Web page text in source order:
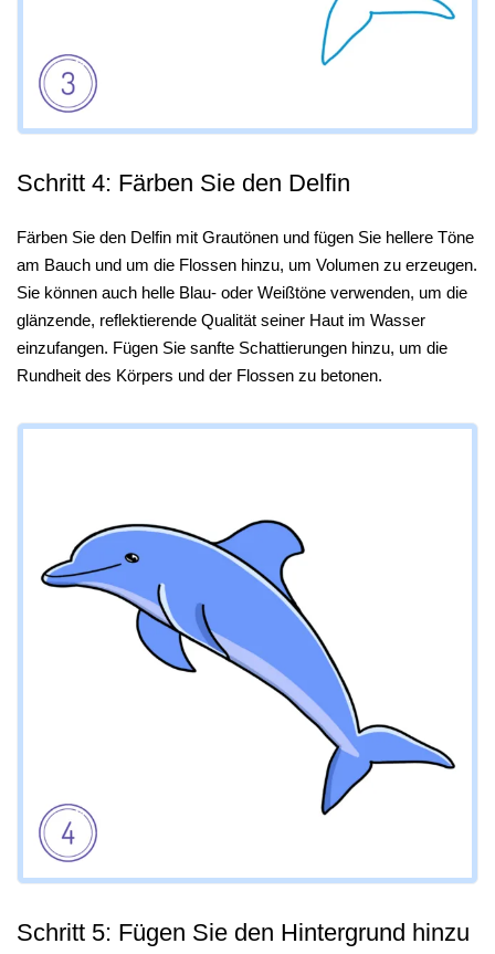
Schritt 4: Färben Sie den Delfin
Färben Sie den Delfin mit Grautönen und fügen Sie hellere Töne
am Bauch und um die Flossen hinzu, um Volumen zu erzeugen.
Sie können auch helle Blau- oder Weißtöne verwenden, um die
glänzende, reflektierende Qualität seiner Haut im Wasser
einzufangen. Fügen Sie sanfte Schattierungen hinzu, um die
Rundheit des Körpers und der Flossen zu betonen.
Schritt 5: Fügen Sie den Hintergrund hinzu